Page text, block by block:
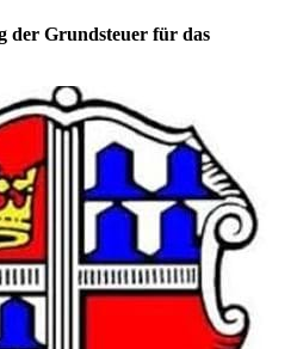
der Grundsteuer für das